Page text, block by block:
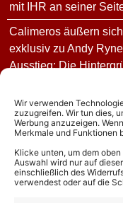
Wir verwenden
zuzugreifen. Wir tun dies,
Werbung anzuzeigen.
Merkmale und Funktionen
Klicke unten, um dem
Auswahl wird nur auf
einschließlich des
verwendest oder auf die
mit IHR an seiner
Calimeros äußern sich
exklusiv zu Andy
Ausstieg: Die
Schlagerband
Andy Borg über neue
Das ist für ihn das
Kompliment